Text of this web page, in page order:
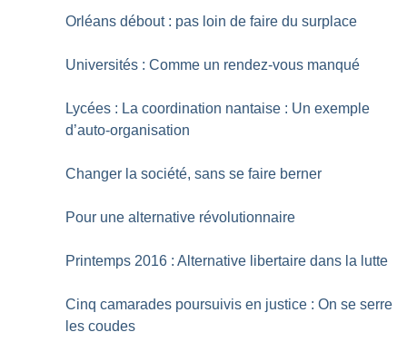
Orléans débout : pas loin de faire du surplace
Universités : Comme un rendez-vous manqué
Lycées : La coordination nantaise : Un exemple
d’auto-organisation
Changer la société, sans se faire berner
Pour une alternative révolutionnaire
Printemps 2016 : Alternative libertaire dans la lutte
Cinq camarades poursuivis en justice : On se serre
les coudes